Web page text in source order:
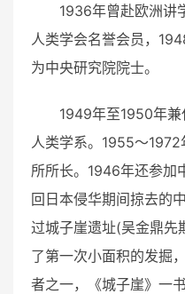
1936年曾赴欧洲讲
人类学会名誉会员，
为中央研究院院士。
1949年至1950年
人类学系。1955～
所所长。1946年还参加
回日本侵华期间掠去的
过城子崖遗址(吴金鼎先
了第一次小面积的发掘
者之一，《城子崖》一